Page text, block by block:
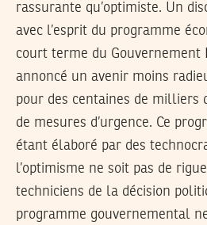
rassurante qu’optimiste. Un
avec l’esprit du programme
court terme du Gouvernement
annoncé un avenir moins
pour des centaines de milliers
de mesures d’urgence. Ce
étant élaboré par des
l’optimisme ne soit pas de
techniciens de la décision
programme gouvernemental